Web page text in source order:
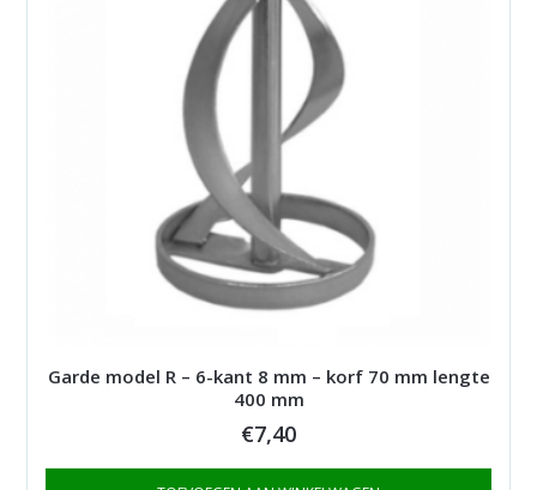
Garde model R – 6-kant 8 mm – korf 70 mm lengte
400 mm
€7,40